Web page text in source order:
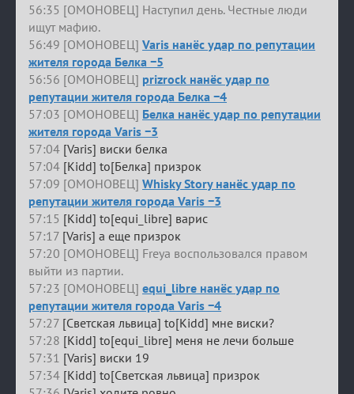
56:35 [ОМОНОВЕЦ] Наступил день. Честные люди
ищут мафию.
56:49 [ОМОНОВЕЦ] Varis нанёс удар по репутации
жителя города Белка −5
56:56 [ОМОНОВЕЦ] prizrock нанёс удар по
репутации жителя города Белка −4
57:03 [ОМОНОВЕЦ] Белка нанёс удар по репутации
жителя города Varis −3
57:04 [Varis] виски белка
57:04 [Kidd] to[Белка] призрок
57:09 [ОМОНОВЕЦ] Whisky Story нанёс удар по
репутации жителя города Varis −3
57:15 [Kidd] to[equi_libre] варис
57:17 [Varis] а еще призрок
57:20 [ОМОНОВЕЦ] Freya воспользовался правом
выйти из партии.
57:23 [ОМОНОВЕЦ] equi_libre нанёс удар по
репутации жителя города Varis −4
57:27 [Светская львица] to[Kidd] мне виски?
57:28 [Kidd] to[equi_libre] меня не лечи больше
57:31 [Varis] виски 19
57:34 [Kidd] to[Светская львица] призрок